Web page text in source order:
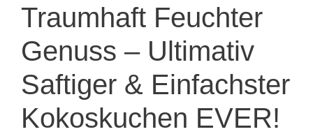
Traumhaft Feuchter
Genuss – Ultimativ
Saftiger & Einfachster
Kokoskuchen EVER!